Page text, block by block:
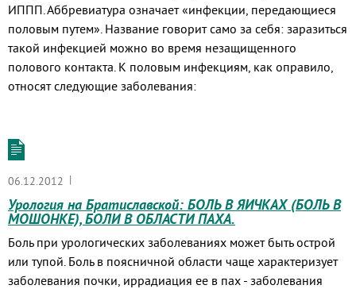
ИППП. Аббревиатура означает «инфекции, передающиеся
половым путем». Название говорит само за себя: заразиться
такой инфекцией можно во время незащищенного
полового контакта. К половым инфекциям, как оправило,
относят следующие заболевания:
06.12.2012 |
Урология на Братиславской: БОЛЬ В ЯИЧКАХ (БОЛЬ В
МОШОНКЕ), БОЛИ В ОБЛАСТИ ПАХА.
Боль при урологических заболеваниях может быть острой
или тупой. Боль в поясничной области чаще характеризует
заболевания почки, иррадиация ее в пах - заболевания